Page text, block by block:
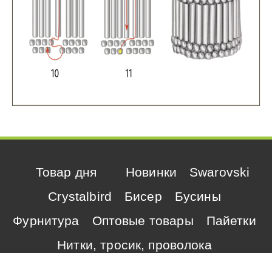
Товар дня Новинки
Swarovski
Crystalbird
Бисер
Бусины
Фурнитура
Оптовые товары
Пайетки
Нитки, тросик, проволока